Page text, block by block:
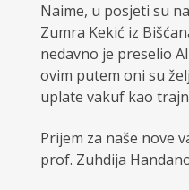
Naime, u posjeti su
Zumra Kekić iz
nedavno je preselio
ovim putem oni su
uplate vakuf kao
Prijem za naše nove
prof. Zuhdija